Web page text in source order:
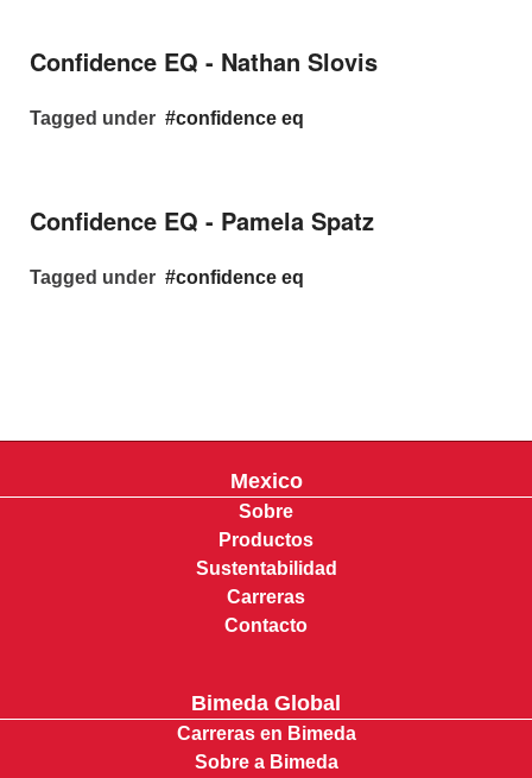
Confidence EQ - Nathan Slovis
Tagged under confidence eq
Confidence EQ - Pamela Spatz
Tagged under confidence eq
Mexico
Sobre
Productos
Sustentabilidad
Carreras
Contacto
Bimeda Global
Carreras en Bimeda
Sobre a Bimeda